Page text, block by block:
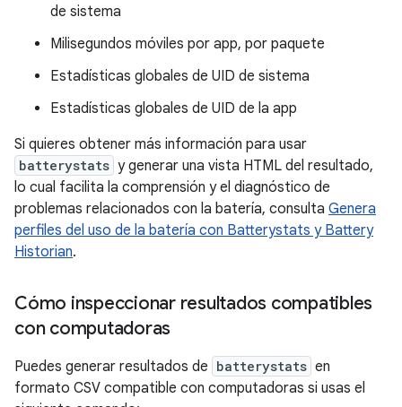
de sistema
Milisegundos móviles por app, por paquete
Estadísticas globales de UID de sistema
Estadísticas globales de UID de la app
Si quieres obtener más información para usar
batterystats y generar una vista HTML del resultado,
lo cual facilita la comprensión y el diagnóstico de
problemas relacionados con la batería, consulta Genera
perfiles del uso de la batería con Batterystats y Battery
Historian.
Cómo inspeccionar resultados compatibles
con computadoras
Puedes generar resultados de batterystats en
formato CSV compatible con computadoras si usas el